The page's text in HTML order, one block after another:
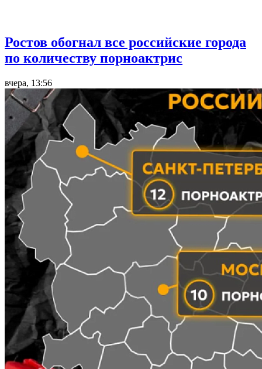
Ростов обогнал все российские города
по количеству порноактрис
вчера, 13:56